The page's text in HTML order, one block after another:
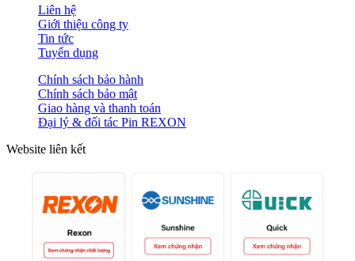
Liên hệ
Giới thiệu công ty
Tin tức
Tuyển dụng
Chính sách bảo hành
Chính sách bảo mật
Giao hàng và thanh toán
Đại lý & đối tác Pin REXON
Website liên kết